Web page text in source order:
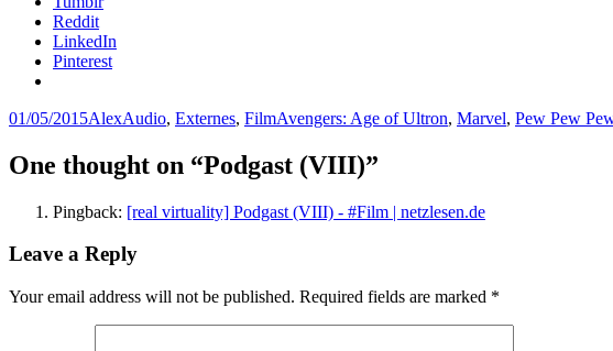
Reddit
LinkedIn
Pinterest
Posted
01/05/2015Author
AlexCategories
Audio, Externes, FilmTags
Avengers: Age of Ultron, Marvel, Pew Pew
One thought on “Podgast (VIII)”
Pingback: [real virtuality] Podgast (VIII) - #Film | netzlesen.de
Leave a Reply
Your email address will not be published. Required fields are marked *